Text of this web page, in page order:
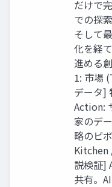
だけで
での探
そして
化を経
進める
1: 市場
データ]
Action:
家のデ
略のピ
Kitchen
説検証]
共有。